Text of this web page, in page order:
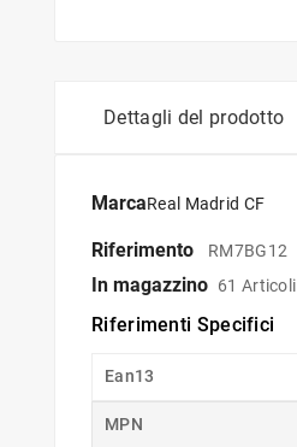
Dettagli del prodotto
MarcaReal Madrid CF
Riferimento RM7BG12
In magazzino 61 Articoli
Riferimenti Specifici
Ean13
MPN